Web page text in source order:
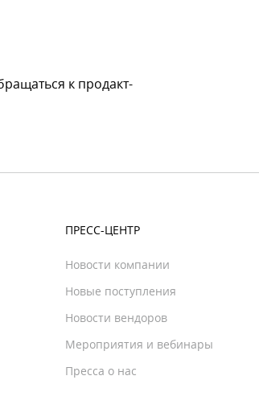
к продакт-
ПРЕСС-ЦЕНТР
Новости компании
Новые поступления
Новости вендоров
Мероприятия и вебинары
Пресса о нас